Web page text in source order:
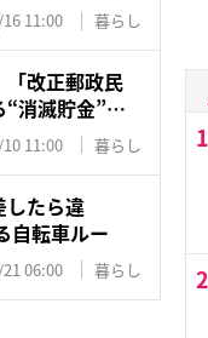
11:00 暮らし
「改正郵政民
“消滅貯金”…
11:00 暮らし
したら違
自転車ルー
06:00 暮らし